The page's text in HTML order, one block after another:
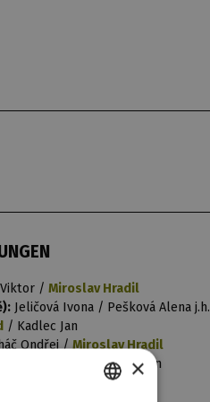
/ Miroslav Hradil
Jeličová Ivona / Pešková Alena j.h.
/ Kadlec Jan
Ondřej /Miroslav Hradil
Marek / Rybicki Dan
Vanda
×